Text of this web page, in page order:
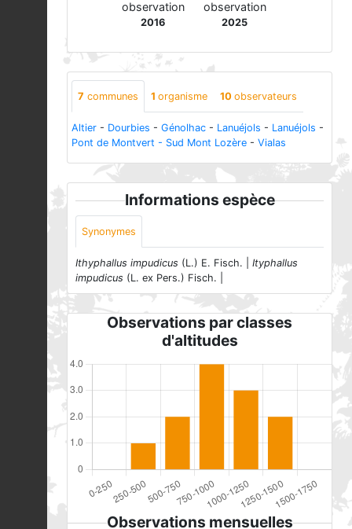
observation
2016
observation
2025
7 communes 1 organisme 10 observateurs
Altier - Dourbies - Génolhac - Lanuéjols - Lanuéjols -
Pont de Montvert - Sud Mont Lozère - Vialas
Informations espèce
Synonymes
Ithyphallus impudicus (L.) E. Fisch. | Ityphallus
impudicus (L. ex Pers.) Fisch. |
Observations par classes
d'altitudes
Observations mensuelles